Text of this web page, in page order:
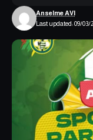
Last updated: 09/03/
Anselme AVI